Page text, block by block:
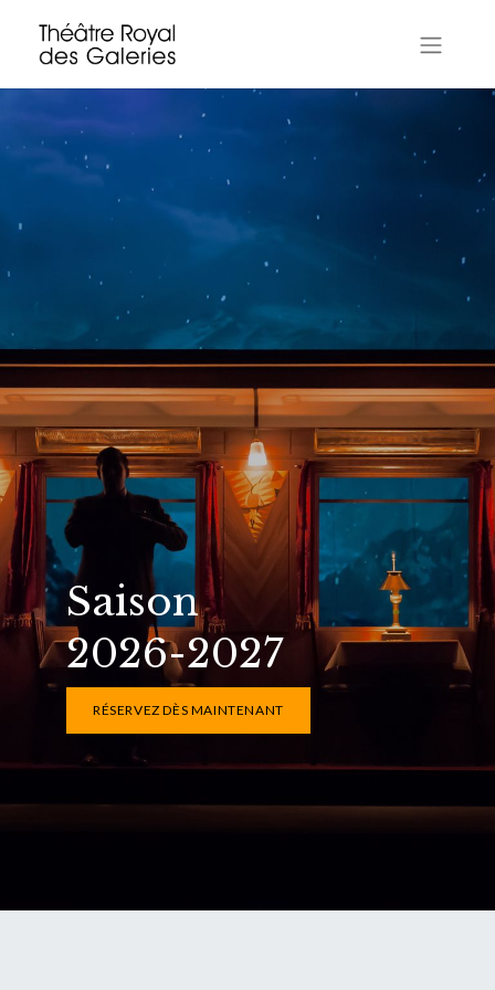
Saison
2026-2027
RÉSERVEZ DÈS MAINTENANT